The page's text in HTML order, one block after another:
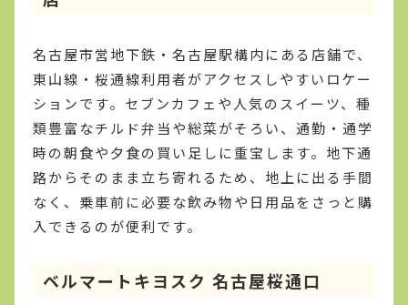
名古屋市営地下鉄・名古屋駅構内にある店舗で、
東山線・桜通線利用者がアクセスしやすいロケー
ションです。セブンカフェや人気のスイーツ、種
類豊富なチルド弁当や総菜がそろい、通勤・通学
時の朝食や夕食の買い足しに重宝します。地下通
路からそのまま立ち寄れるため、地上に出る手間
なく、乗車前に必要な飲み物や日用品をさっと購
入できるのが便利です。
ベルマートキヨスク 名古屋桜通口